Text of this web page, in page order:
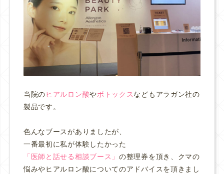
当院のヒアルロン酸やボトックスなどもアラガン社の
製品です。
色んなブースがありましたが、
一番最初に私が体験したかった
「医師と話せる相談ブース」の整理券を頂き、クマの
悩みやヒアルロン酸についてのアドバイスを頂きまし